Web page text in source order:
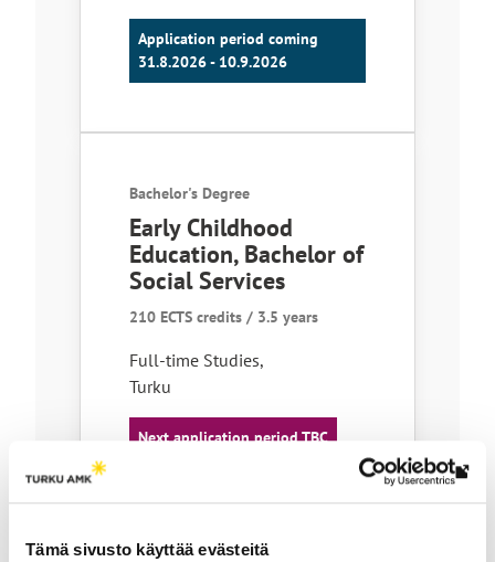
Tämä sivusto käyttää evästeitä
Application period coming
31.8.2026 - 10.9.2026
Bachelor's Degree
Early Childhood
Education, Bachelor of
Social Services
210 ECTS credits / 3.5 years
Full-time Studies,
Turku
Next application period TBC